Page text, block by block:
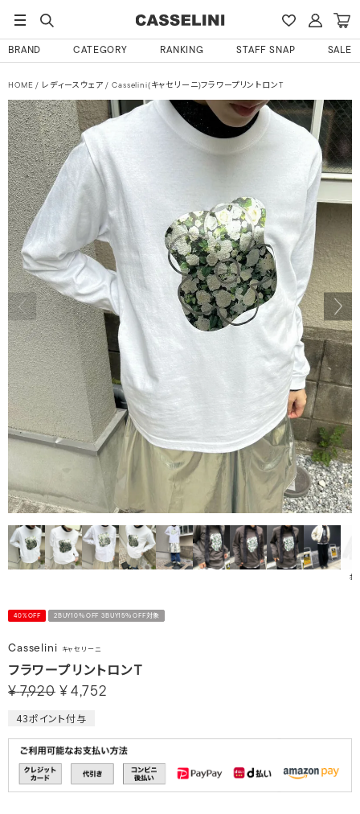
BRAND CATEGORY RANKING STAFF SNAP SALE
HOME レディースウェア Casselini(キャセリーニ)フラワープリントロンT
ﾎ
40%OFF 2BUY10％OFF 3BUY15％OFF対象
Casselini キャセリーニ
フラワープリントロンT
¥ 7,920 ¥ 4,752
43ポイント付与